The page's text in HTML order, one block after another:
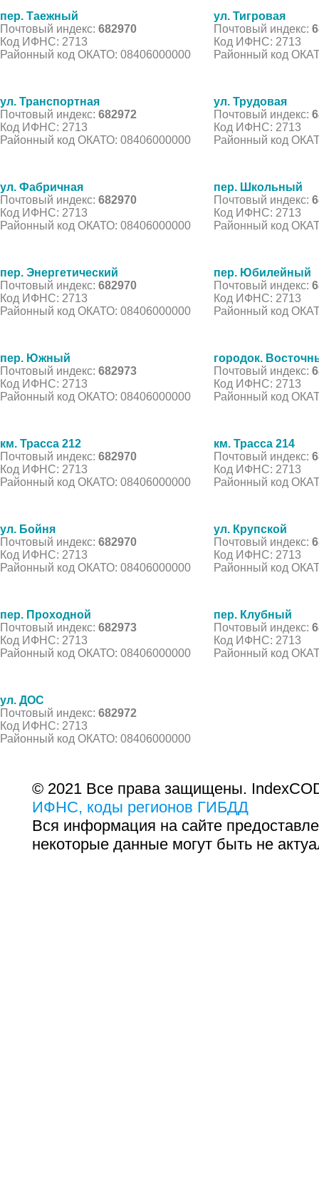
пер. Таежный
Почтовый индекс: 682970
Код ИФНС: 2713
Районный код ОКАТО: 08406000000
ул. Тигровая
Почтовый индекс:
Код ИФНС: 2713
Районный код
ул. Транспортная
Почтовый индекс: 682972
Код ИФНС: 2713
Районный код ОКАТО: 08406000000
ул. Трудовая
Почтовый индекс:
Код ИФНС: 2713
Районный код
ул. Фабричная
Почтовый индекс: 682970
Код ИФНС: 2713
Районный код ОКАТО: 08406000000
пер. Школьный
Почтовый индекс:
Код ИФНС: 2713
Районный код
пер. Энергетический
Почтовый индекс: 682970
Код ИФНС: 2713
Районный код ОКАТО: 08406000000
пер. Юбилейный
Почтовый индекс:
Код ИФНС: 2713
Районный код
пер. Южный
Почтовый индекс: 682973
Код ИФНС: 2713
Районный код ОКАТО: 08406000000
городок.
Почтовый индекс:
Код ИФНС: 2713
Районный код
км. Трасса 212
Почтовый индекс: 682970
Код ИФНС: 2713
Районный код ОКАТО: 08406000000
км. Трасса 214
Почтовый индекс:
Код ИФНС: 2713
Районный код
ул. Бойня
Почтовый индекс: 682970
Код ИФНС: 2713
Районный код ОКАТО: 08406000000
ул. Крупской
Почтовый индекс:
Код ИФНС: 2713
Районный код
пер. Проходной
Почтовый индекс: 682973
Код ИФНС: 2713
Районный код ОКАТО: 08406000000
пер. Клубный
Почтовый индекс:
Код ИФНС: 2713
Районный код
ул. ДОС
Почтовый индекс: 682972
Код ИФНС: 2713
Районный код ОКАТО: 08406000000
© 2021 Все права защищены.
ИФНС, коды регионов ГИБДД
Вся информация на сайте
некоторые данные могут быть не